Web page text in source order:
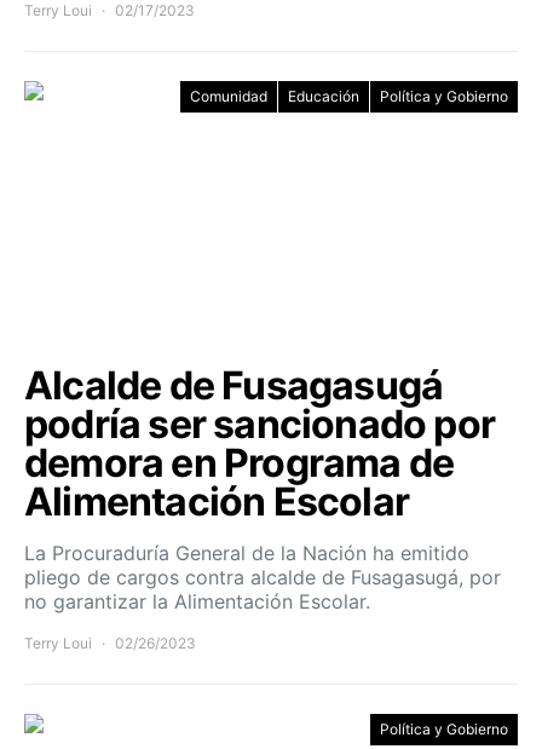
Terry Loui 02/17/2023
Comunidad Educación Política y Gobierno
Alcalde de Fusagasugá
podría ser sancionado por
demora en Programa de
Alimentación Escolar
La Procuraduría General de la Nación ha emitido
pliego de cargos contra alcalde de Fusagasugá, por
no garantizar la Alimentación Escolar.
Terry Loui 02/26/2023
Política y Gobierno